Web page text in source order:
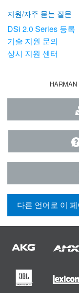
지원/자주 묻는 질문
DSi 2.0 Series 등록
기술 지원 문의
상시 지원 센터
다른 언어로 이